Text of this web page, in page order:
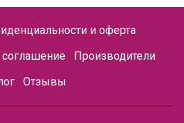
и оферта
Производители
Отзывы